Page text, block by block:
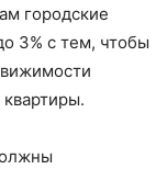
городские
3% с тем, чтобы
квартиры.